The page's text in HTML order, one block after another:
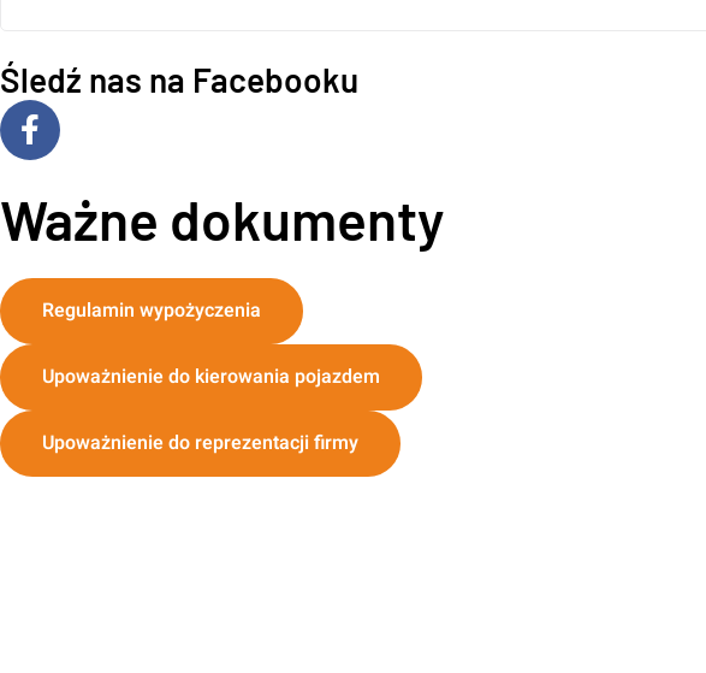
Śledź nas na Facebooku
Ważne dokumenty
Regulamin wypożyczenia
Upoważnienie do kierowania pojazdem
Upoważnienie do reprezentacji firmy